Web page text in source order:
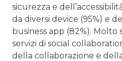
sicurezza e
da diversi device (95%) e
business app (82%). Molto
servizi di social
della collaborazione e